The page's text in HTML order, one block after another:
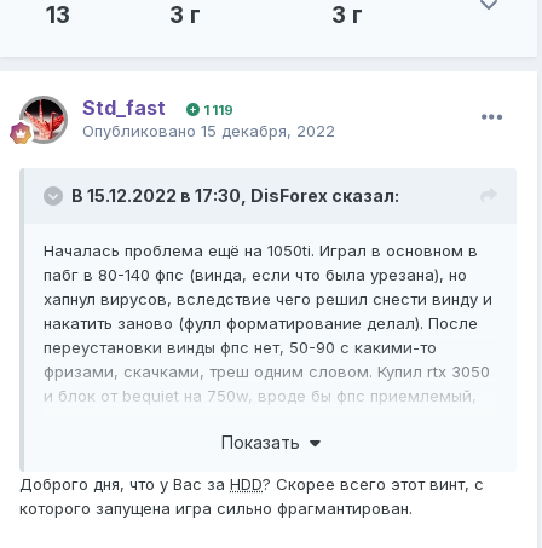
13 3 г 3 г
Std_fast 1 119
Опубликовано 15 декабря, 2022
В 15.12.2022 в 17:30, DisForex сказал:
Началась проблема ещё на 1050ti. Играл в основном в
пабг в 80-140 фпс (винда, если что была урезана), но
хапнул вирусов, вследствие чего решил снести винду и
накатить заново (фулл форматирование делал). После
переустановки винды фпс нет, 50-90 с какими-то
фризами, скачками, треш одним словом. Купил rtx 3050
и блок от bequiet на 750w, вроде бы фпс приемлемый,
геймплей, ничего не фризило, просто сказка, сейчас
фпс вообще падает до 50-70, хотя раньше даже близко
такого не было. Пробовал менять видео драйвер, не
Показать
Доброго дня, что у Вас за HDD? Скорее всего этот винт, с
которого запущена игра сильно фрагмантирован.